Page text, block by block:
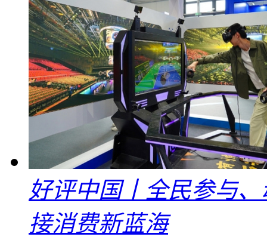
好评中国丨全民参与
接消费新蓝海